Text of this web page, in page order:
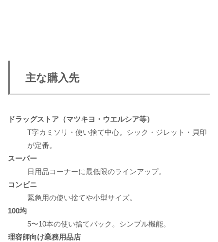
主な購入先
ドラッグストア（マツキヨ・ウエルシア等）
T字カミソリ・使い捨て中心。シック・ジレット・貝印
が定番。
スーパー
日用品コーナーに最低限のラインアップ。
コンビニ
緊急用の使い捨てや小型サイズ。
100均
5〜10本の使い捨てパック。シンプル機能。
理容師向け業務用品店